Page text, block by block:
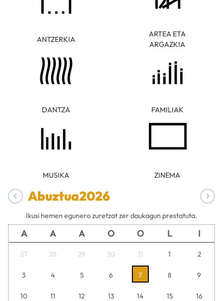
ANTZERKIA
ARTEA ETA
ARGAZKIA
DANTZA FAMILIAK
MUSIKA ZINEMA
Abuztua2026
Ikusi hemen egunero zuretzat zer daukagun prestatuta.
A A A O O L I
27 28 29 30 31 1 2
3 4 5 6 7 8 9
10 11 12 13 14 15 16